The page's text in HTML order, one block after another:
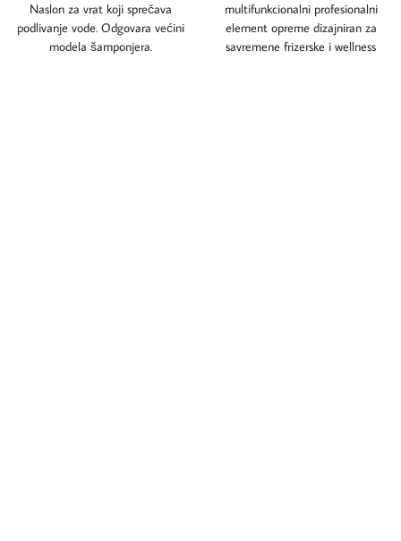
Naslon za vrat koji sprečava
podlivanje vode. Odgovara većini
modela šamponjera.
multifunkcionalni profesionalni
element opreme dizajniran za
savremene frizerske i wellness